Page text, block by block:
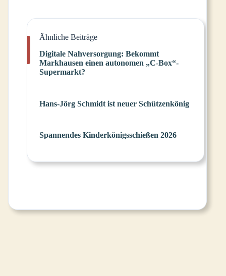
Ähnliche Beiträge
Digitale Nahversorgung: Bekommt
Markhausen einen autonomen „C-Box“-
Supermarkt?
Hans-Jörg Schmidt ist neuer Schützenkönig
Spannendes Kinderkönigsschießen 2026